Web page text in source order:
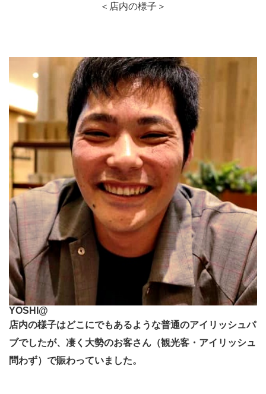
＜店内の様子＞
YOSHI@
店内の様子はどこにでもあるような普通のアイリッシュパ
ブでしたが、凄く大勢のお客さん（観光客・アイリッシュ
問わず）で賑わっていました。